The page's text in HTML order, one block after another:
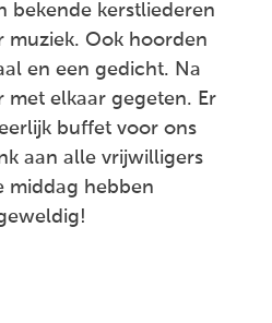
bekende kerstliederen
muziek. Ook hoorden
en een gedicht. Na
met elkaar gegeten. Er
buffet voor ons
aan alle vrijwilligers
middag hebben